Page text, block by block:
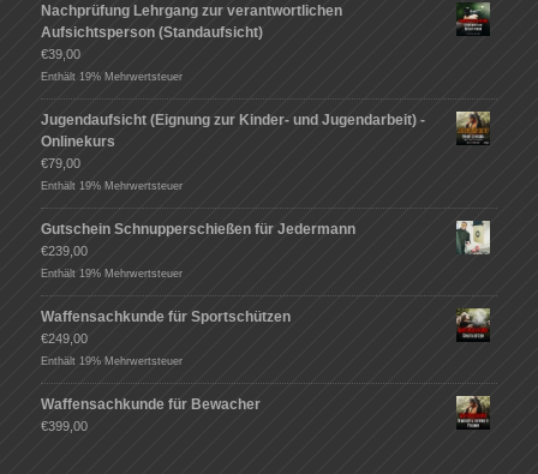
Nachprüfung Lehrgang zur verantwortlichen
Aufsichtsperson (Standaufsicht)
€39,00
Enthält 19% Mehrwertsteuer
Jugendaufsicht (Eignung zur Kinder- und Jugendarbeit) -
Onlinekurs
€79,00
Enthält 19% Mehrwertsteuer
Gutschein Schnupperschießen für Jedermann
€239,00
Enthält 19% Mehrwertsteuer
Waffensachkunde für Sportschützen
€249,00
Enthält 19% Mehrwertsteuer
Waffensachkunde für Bewacher
€399,00